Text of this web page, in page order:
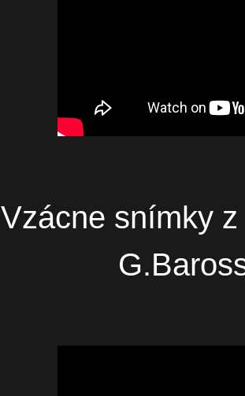
Vzácne snímky